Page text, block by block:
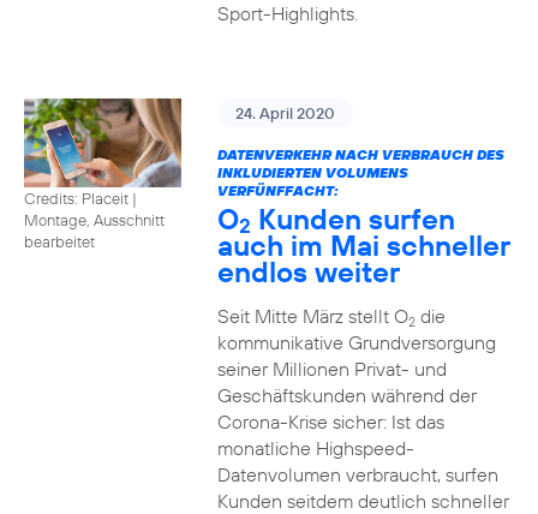
Sport-Highlights.
Credits: Placeit |
Montage, Ausschnitt
bearbeitet
24. April 2020
DATENVERKEHR NACH VERBRAUCH DES
INKLUDIERTEN VOLUMENS
VERFÜNFFACHT:
O2 Kunden surfen
auch im Mai schneller
endlos weiter
Seit Mitte März stellt O2die
kommunikative Grundversorgung
seiner Millionen Privat- und
Geschäftskunden während der
Corona-Krise sicher: Ist das
monatliche Highspeed-
Datenvolumen verbraucht, surfen
Kunden seitdem deutlich schneller